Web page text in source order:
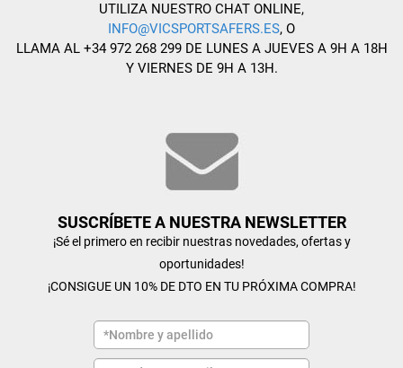
UTILIZA NUESTRO CHAT ONLINE,
INFO@VICSPORTSAFERS.ES, O
LLAMA AL +34 972 268 299 DE LUNES A JUEVES A 9H A 18H
Y VIERNES DE 9H A 13H.
SUSCRÍBETE A NUESTRA NEWSLETTER
¡Sé el primero en recibir nuestras novedades, ofertas y
oportunidades!
¡CONSIGUE UN 10% DE DTO EN TU PRÓXIMA COMPRA!